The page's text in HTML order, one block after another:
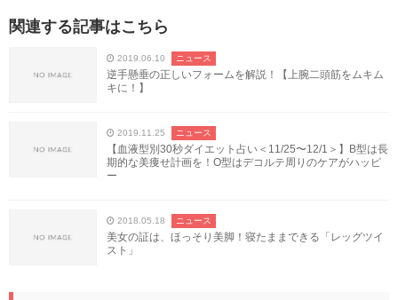
関連する記事はこちら
2019.06.10 ニュース
逆手懸垂の正しいフォームを解説！【上腕二頭筋をムキム
キに！】
2019.11.25 ニュース
【血液型別30秒ダイエット占い＜11/25〜12/1＞】B型は長
期的な美痩せ計画を！O型はデコルテ周りのケアがハッピ
ー
2018.05.18 ニュース
美女の証は、ほっそり美脚！寝たままできる「レッグツイ
スト」